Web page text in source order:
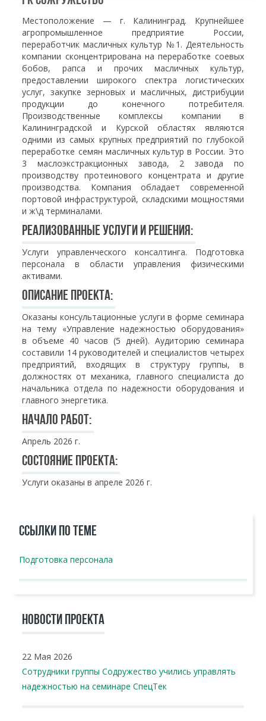
Местоположение — г. Калининград. Крупнейшее
агропромышленное предприятие России,
переработчик масличных культур №1. Деятельность
компании сконцентрирована на переработке соевых
бобов, рапса и прочих масличных культур,
предоставлении широкого спектра логистических
услуг, закупке зерновых и масличных, дистрибуции
продукции до конечного потребителя.
Производственные комплексы компании в
Калининградской и Курской областях являются
одними из самых крупных предприятий по глубокой
переработке семян масличных культур в России. Это
3 маслоэкстракционных завода, 2 завода по
производству протеинового концентрата и другие
производства. Компания обладает современной
портовой инфраструктурой, складскими мощностями
и ж\д терминалами.
Реализованные услуги и решения:
Услуги управленческого консалтинга. Подготовка
персонала в области управления физическими
активами.
Описание проекта:
Оказаны консультационные услуги в форме семинара
на тему «Управление надежностью оборудования»
в объеме 40 часов (5 дней). Аудиторию семинара
составили 14 руководителей и специалистов четырех
предприятий, входящих в структуру группы, в
должностях от механика, главного специалиста до
начальника отдела по надежности оборудования и
главного энергетика.
Начало работ:
Апрель 2026 г.
Состояние проекта:
Услуги оказаны в апреле 2026 г.
ССЫЛКИ ПО ТЕМЕ
Подготовка персонала
НОВОСТИ ПРОЕКТА
22 Мая 2026
Сотрудники группы Содружество учились управлять
надежностью на семинаре СпецТек